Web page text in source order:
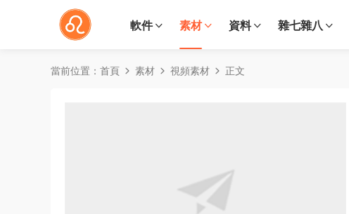
軟件 素材 資料 雜七雜八
當前位置： 首頁 素材 視頻素材 正文